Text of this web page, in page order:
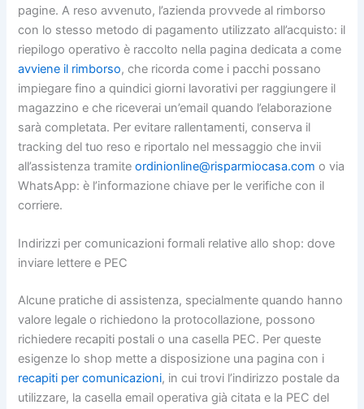
pagine. A reso avvenuto, l’azienda provvede al rimborso
con lo stesso metodo di pagamento utilizzato all’acquisto: il
riepilogo operativo è raccolto nella pagina dedicata a come
avviene il rimborso, che ricorda come i pacchi possano
impiegare fino a quindici giorni lavorativi per raggiungere il
magazzino e che riceverai un’email quando l’elaborazione
sarà completata. Per evitare rallentamenti, conserva il
tracking del tuo reso e riportalo nel messaggio che invii
all’assistenza tramiteordinionline@risparmiocasa.com o via
WhatsApp: è l’informazione chiave per le verifiche con il
corriere.
Indirizzi per comunicazioni formali relative allo shop: dove
inviare lettere e PEC
Alcune pratiche di assistenza, specialmente quando hanno
valore legale o richiedono la protocollazione, possono
richiedere recapiti postali o una casella PEC. Per queste
esigenze lo shop mette a disposizione una pagina con i
recapiti per comunicazioni, in cui trovi l’indirizzo postale da
utilizzare, la casella email operativa già citata e la PEC del